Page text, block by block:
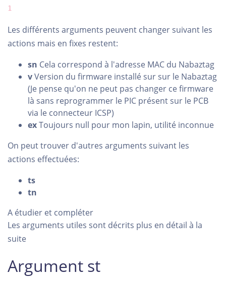
1
Les différents arguments peuvent changer suivant les
actions mais en fixes restent:
sn Cela correspond à l'adresse MAC du Nabaztag
vVersion du firmware installé sur sur le Nabaztag
(Je pense qu'on ne peut pas changer ce firmware
là sans reprogrammer le PIC présent sur le PCB
via le connecteur ICSP)
exToujours null pour mon lapin, utilité inconnue
On peut trouver d'autres arguments suivant les
actions effectuées:
ts
tn
A étudier et compléter
Les arguments utiles sont décrits plus en détail à la
suite
Argument st